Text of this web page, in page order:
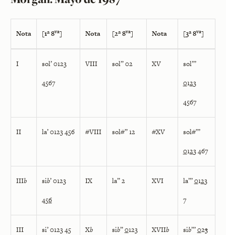
Nota [1ª 8va] Nota [2ª 8va] Nota [3ª 8va]
I
sol’ 0123
4567
VIII sol” 02 XV
sol”’
0123
4567
II la’ 0123 456 #VIII sol#” 12 #XV
sol#”’
0123 467
IIIb sib’ 0123
456
IX la” 2 XVI la”’0123
7
III si’ 0123 45 Xb sib”0123
XVIIb sib”’023